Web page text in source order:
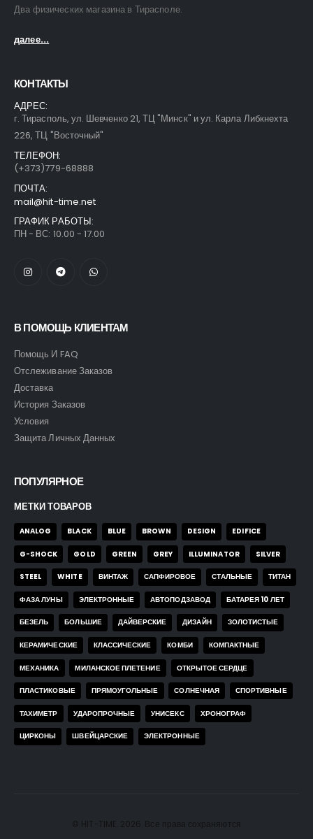
Два физических магазина в Тирасполе.
далее...
КОНТАКТЫ
АДРЕС:
г. Тирасполь, ул. Шевченко 21, ТЦ "Минск" и ул. Карла Либкнехта
226, ТЦ "Восточный"
ТЕЛЕФОН:
(+373)779-68888
ПОЧТА:
mail@hit-time.net
ГРАФИК РАБОТЫ:
ПН - ВС: 10.00 - 17.00
В ПОМОЩЬ КЛИЕНТАМ
Помощь И FAQ
Отслеживание Заказов
Доставка
История Заказов
Условия
Защита Личных Данных
ПОПУЛЯРНОЕ
МЕТКИ ТОВАРОВ
ANALOG BLACK BLUE BROWN DESIGN EDIFICE
G-SHOCK GOLD GREEN GREY ILLUMINATOR SILVER
STEEL WHITE ВИНТАЖ САПФИРОВОЕ СТАЛЬНЫЕ ТИТАН
ФАЗА ЛУНЫ ЭЛЕКТРОННЫЕ АВТОПОДЗАВОД БАТАРЕЯ 10 ЛЕТ
БЕЗЕЛЬ БОЛЬШИЕ ДАЙВЕРСКИЕ ДИЗАЙН ЗОЛОТИСТЫЕ
КЕРАМИЧЕСКИЕ КЛАССИЧЕСКИЕ КОМБИ КОМПАКТНЫЕ
МЕХАНИКА МИЛАНСКОЕ ПЛЕТЕНИЕ ОТКРЫТОЕ СЕРДЦЕ
ПЛАСТИКОВЫЕ ПРЯМОУГОЛЬНЫЕ СОЛНЕЧНАЯ СПОРТИВНЫЕ
ТАХИМЕТР УДАРОПРОЧНЫЕ УНИСЕКС ХРОНОГРАФ
ЦИРКОНЫ ШВЕЙЦАРСКИЕ ЭЛЕКТРОННЫЕ
© HIT-TIME. 2026. Все права сохраняются